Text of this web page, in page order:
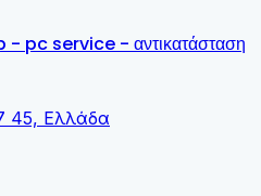
- pc service - αντικατάσταση
45, Ελλάδα